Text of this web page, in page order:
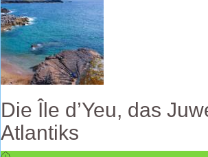
Die Île d’Yeu, das
Atlantiks